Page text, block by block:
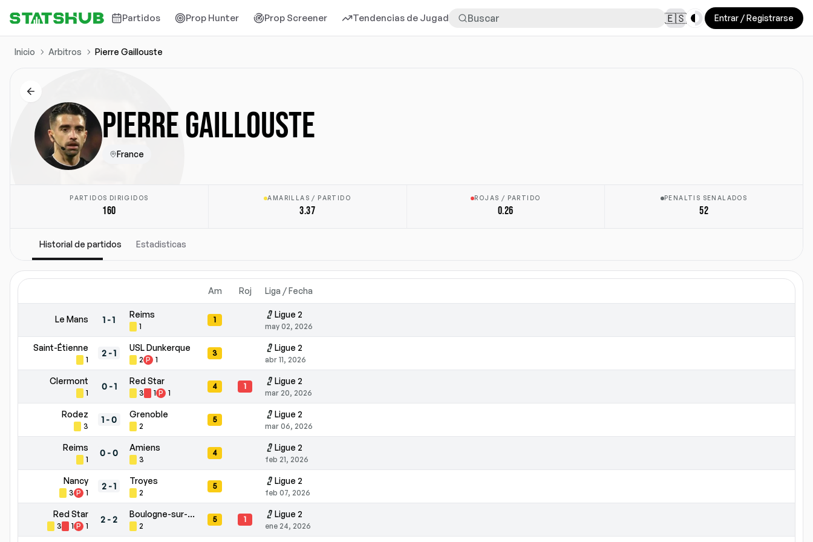
Partidos Prop Hunter Prop Screener Tendencias de Jugadores Más 🇪🇸 Toggle theme
Entrar / Registrarse
Inicio Arbitros Pierre Gaillouste
PIERRE GAILLOUSTE
France
PARTIDOS DIRIGIDOS
160
AMARILLAS / PARTIDO
3.37
ROJAS / PARTIDO
0.26
PENALTIS SENALADOS
52
Historial de partidos Estadisticas
Am Roj Liga / Fecha
Le Mans 1 -1
Reims
1
1
Ligue 2
may 02, 2026
Saint-Étienne
1
2 -1
USL Dunkerque
2 P 1
3
Ligue 2
abr 11, 2026
Clermont
1
0-1
Red Star
3 1 P 1
4 1
Ligue 2
mar 20, 2026
Rodez
3
1-0
Grenoble
2
5
Ligue 2
mar 06, 2026
Reims
1
0 -0
Amiens
3
4
Ligue 2
feb 21, 2026
Nancy
3 P 1
2 -1
Troyes
2
5
Ligue 2
feb 07, 2026
Red Star
3 1 P 1
2 -2
Boulogne-sur-Mer
2
5 1
Ligue 2
ene 24, 2026